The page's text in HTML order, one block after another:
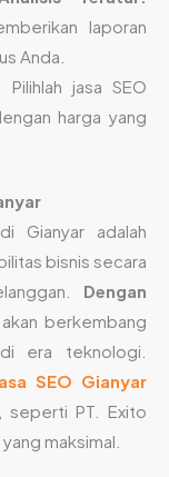
laporan
Anda.
Pilihlah jasa SEO
harga yang
Gianyar adalah
bisnis secara
Dengan
berkembang
era teknologi.
SEO Gianyar
seperti PT. Exito
maksimal.